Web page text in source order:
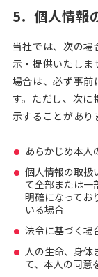
5．個人情報
当社では、次の
示・提供いたしま
場合は、必ず事前
す。ただし、次に
示することがあり
あらかじめ本人
個人情報の取扱
て全部または一
明確になってお
いる場合
法令に基づく場
人の生命、身体
て、本人の同意